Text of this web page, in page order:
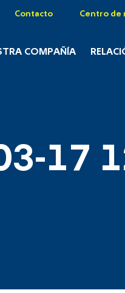
Contacto Centro de
COMPAÑÍA
17